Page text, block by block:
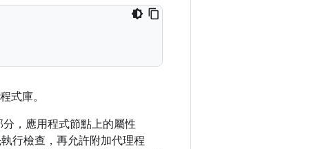
式庫。
，應用程式節點上的屬性
行檢查，再允許附加代理程